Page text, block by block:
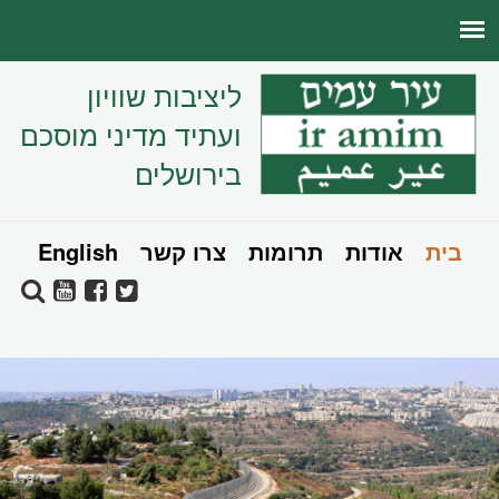
ליציבות שוויון
ועתיד מדיני מוסכם
בירושלים
בית אודות תרומות צרו קשר English